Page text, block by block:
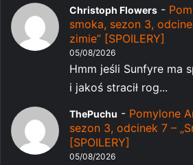
Christoph Flowers -
smoka, sezon 3,
zimie” [SPOILERY]
05/08/2026
Hmm jeśli Sunfyre ma
i jakoś stracił rog...
ThePuchu - Pomylone
sezon 3, odcinek 7 –
[SPOILERY]
05/08/2026